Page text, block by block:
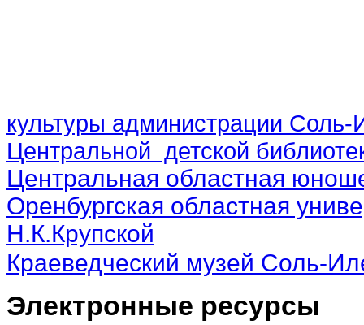
культуры администрации Соль-
Центральной детской
Центральная областная
Оренбургская областная
Н.К.Крупской
Краеведческий музей Соль-
Электронные ресурсы